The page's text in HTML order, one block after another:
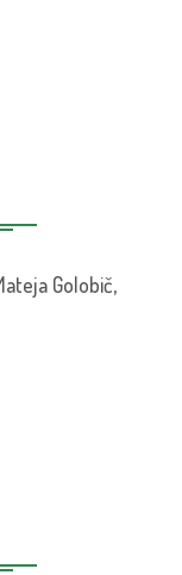
Golobič,